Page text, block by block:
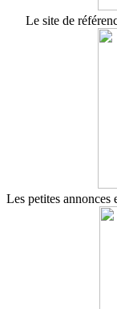
Le site de
Les petites annonces